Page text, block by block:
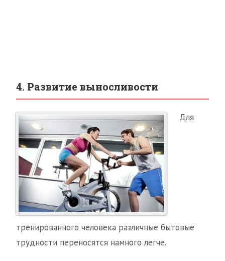
4. Развитие выносливости
Для
тренированного человека различные бытовые
трудности переносятся намного легче.